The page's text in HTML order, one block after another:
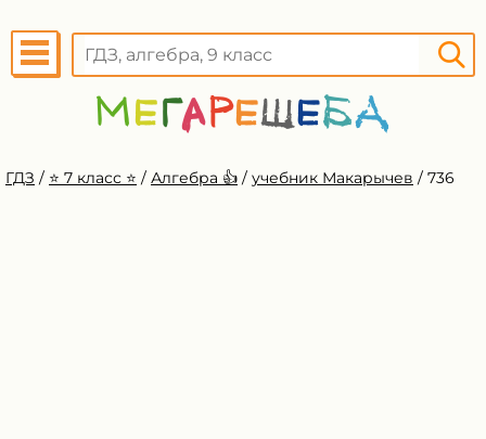
ГДЗ / ⭐️ 7 класс ⭐️ / Алгебра 👍 / учебник Макарычев / 736